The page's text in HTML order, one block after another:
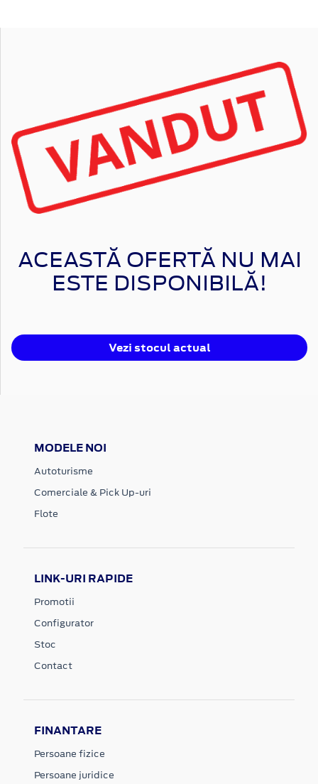
ACEASTĂ OFERTĂ NU MAI
ESTE DISPONIBILĂ!
Vezi stocul actual
MODELE NOI
Autoturisme
Comerciale & Pick Up-uri
Flote
LINK-URI RAPIDE
Promotii
Configurator
Stoc
Contact
FINANTARE
Persoane fizice
Persoane juridice